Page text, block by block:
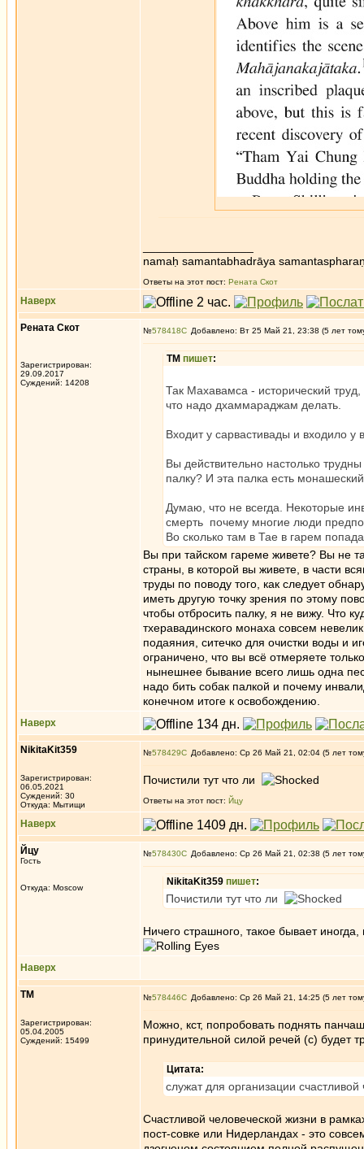
namaḥ samantabhadrāya
Ответы на этот пост: Рената Скот
Наверх
Рената Скот
Зарегистрирован:
29.09.2017
Суждений: 14208
№578418 Добавлено: Вт 25 Май 21, 23:38 (5 лет
ТМ пишет:
Так Махавамса - исторический
что надо дхаммараджам делать.
Входит у сарвастивады и входило у
Вы действительно настолько
палку? И эта палка есть
Думаю, что не всегда. Некоторые
смерть почему многие люди
Во сколько там в Тае в гарем
Вы при тайском гареме живете? Вы не
страны, в которой вы живете, в части
труды по поводу того, как следует
иметь другую точку зрения по этому
чтобы отбросить палку, я не вижу. Что
тхеравадинского монаха совсем
подаяния, ситечко для очистки воды и
ограничено, что вы всё отмеряете
нынешнее бывание всего лишь одна
надо бить собак палкой и почему
конечном итоге к освобождению.
Наверх
NikitaKit359
Зарегистрирован:
06.05.2021
Суждений: 30
Откуда: Мытищи
№578429 Добавлено: Ср 26 Май 21, 02:04 (5 лет
Почистили тут что ли
Ответы на этот пост: Йцу
Наверх
Йцу
Гость
Откуда: Moscow
№578430 Добавлено: Ср 26 Май 21, 02:38 (5 лет
NikitaKit359 пишет:
Почистили тут что ли
Ничего страшного, такое бывает
Наверх
ТМ
Зарегистрирован:
05.04.2005
Суждений: 15499
№578446 Добавлено: Ср 26 Май 21, 14:25 (5 лет
Можно, кст, попробовать поднять
принудительной силой речей (с) будет
Цитата:
служат для организации
Счастливой человеческой жизни в
пост-совке или Нидерландах - это